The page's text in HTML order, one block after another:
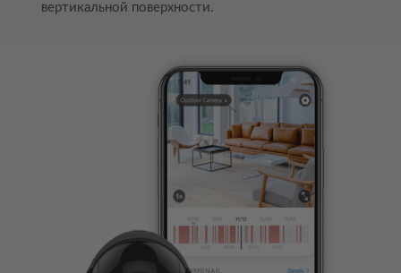
вертикальной поверхности.